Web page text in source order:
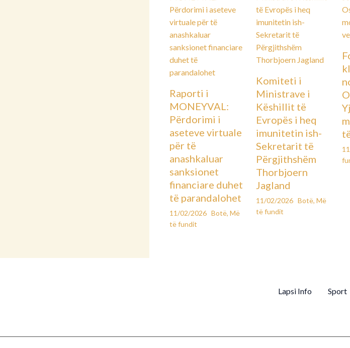
Raporti i
MONEYVAL:
Përdorimi i
aseteve virtuale
për të
anashkaluar
sanksionet
financiare duhet
të parandalohet
11/02/2026 Botë, Më
të fundit
Komiteti i
Ministrave i
Këshillit të
Evropës i heq
imunitetin ish-
Sekretarit të
Përgjithshëm
Thorbjoern
Jagland
11/02/2026 Botë, Më
të fundit
Lapsi Info Sport